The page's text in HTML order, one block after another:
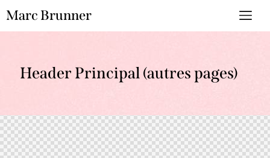
Marc Brunner
Header Principal (autres pages)